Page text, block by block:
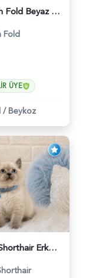
Scottish Fold Beyaz Dişi Baby Face 2 Aylık - 3704
Fold
ÜYE
/ Beykoz
British Shorthair Erkek Bluepoint 2 Aylık - 4448